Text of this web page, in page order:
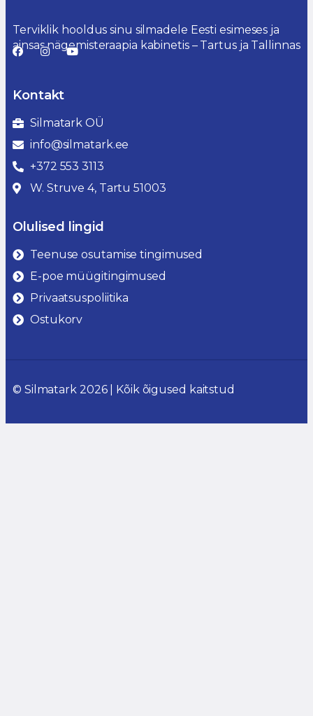
Terviklik hooldus sinu silmadele Eesti esimeses ja
ainsas nägemisteraapia kabinetis – Tartus ja Tallinnas
Kontakt
Silmatark OÜ
info@silmatark.ee
+372 553 3113
W. Struve 4, Tartu 51003
Olulised lingid
Teenuse osutamise tingimused
E-poe müügitingimused
Privaatsuspoliitika
Ostukorv
© Silmatark 2026 | Kõik õigused kaitstud